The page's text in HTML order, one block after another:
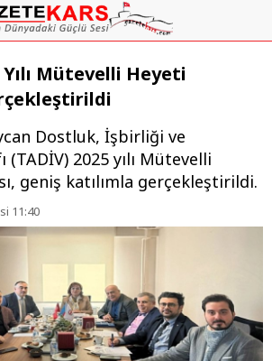
Mütevelli Heyeti
Dostluk, İşbirliği ve
(TADİV) 2025 yılı Mütevelli
geniş katılımla gerçekleştirildi.
11:40